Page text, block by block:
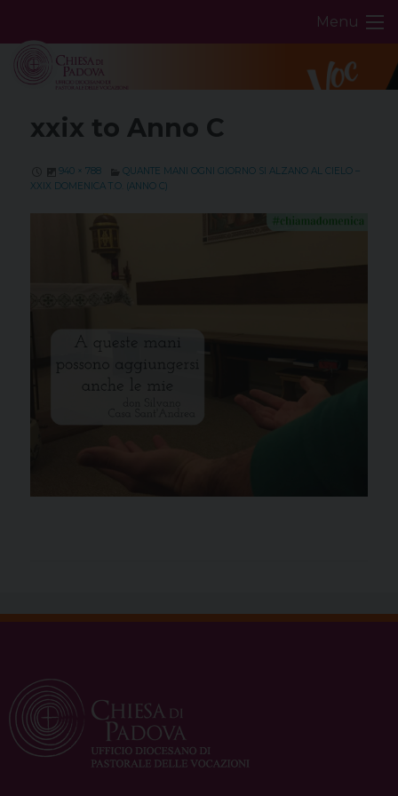
content
Menu
xxix to Anno C
940 × 788
QUANTE MANI OGNI GIORNO SI ALZANO AL CIELO –
XXIX DOMENICA T.O. (ANNO C)